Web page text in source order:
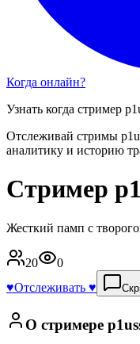
Когда онлайн?
Узнать когда стример
Отслеживай стримы
аналитику и историю
Стример
Жесткий памп с
20
0
♥️Отслеживать ♥️
О стримере